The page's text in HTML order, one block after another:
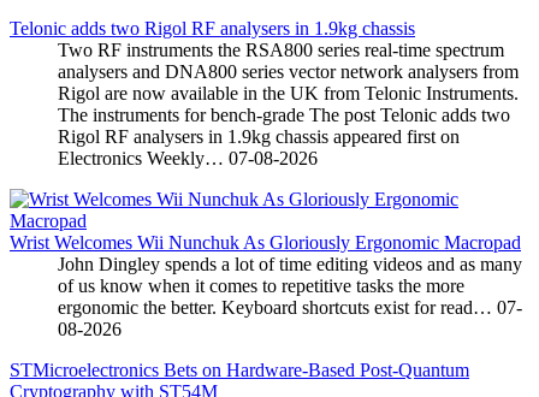
Telonic adds two Rigol RF analysers in 1.9kg chassis
Two RF instruments the RSA800 series real-time spectrum
analysers and DNA800 series vector network analysers from
Rigol are now available in the UK from Telonic Instruments.
The instruments for bench-grade The post Telonic adds two
Rigol RF analysers in 1.9kg chassis appeared first on
Electronics Weekly… 07-08-2026
Wrist Welcomes Wii Nunchuk As Gloriously Ergonomic Macropad
John Dingley spends a lot of time editing videos and as many
of us know when it comes to repetitive tasks the more
ergonomic the better. Keyboard shortcuts exist for read… 07-
08-2026
STMicroelectronics Bets on Hardware-Based Post-Quantum
Cryptography with ST54M